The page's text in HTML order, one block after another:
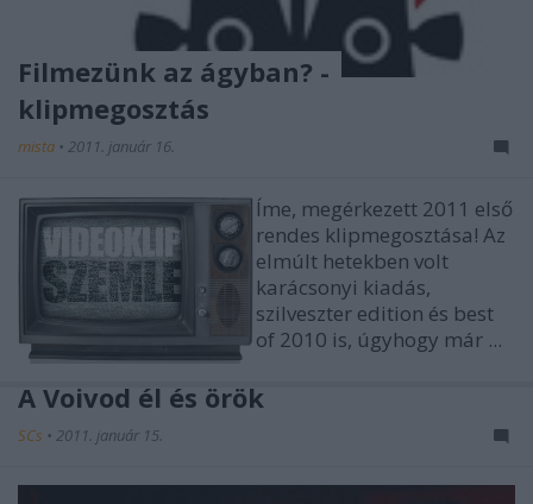
Filmezünk az ágyban? -
klipmegosztás
mista • 2011. január 16.
Íme, megérkezett 2011 első
rendes klipmegosztása! Az
elmúlt hetekben volt
karácsonyi kiadás,
szilveszter edition és best
of 2010 is, úgyhogy már ...
A Voivod él és örök
SCs • 2011. január 15.